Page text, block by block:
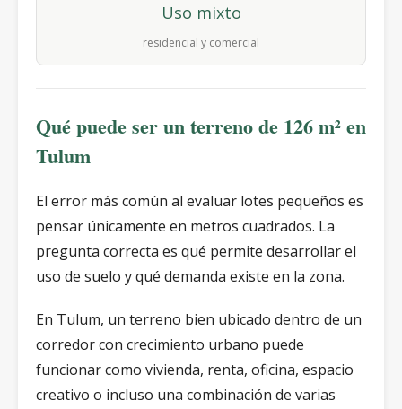
Uso mixto
residencial y comercial
Qué puede ser un terreno de 126 m² en
Tulum
El error más común al evaluar lotes pequeños es
pensar únicamente en metros cuadrados. La
pregunta correcta es qué permite desarrollar el
uso de suelo y qué demanda existe en la zona.
En Tulum, un terreno bien ubicado dentro de un
corredor con crecimiento urbano puede
funcionar como vivienda, renta, oficina, espacio
creativo o incluso una combinación de varias